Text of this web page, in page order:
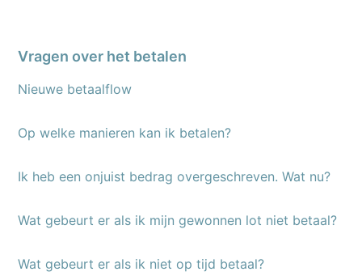
Vragen over het betalen
Nieuwe betaalflow
Op welke manieren kan ik betalen?
Ik heb een onjuist bedrag overgeschreven. Wat nu?
Wat gebeurt er als ik mijn gewonnen lot niet betaal?
Wat gebeurt er als ik niet op tijd betaal?